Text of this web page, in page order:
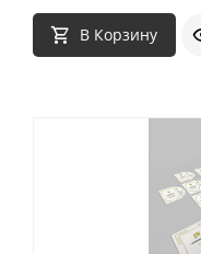
В Корзину